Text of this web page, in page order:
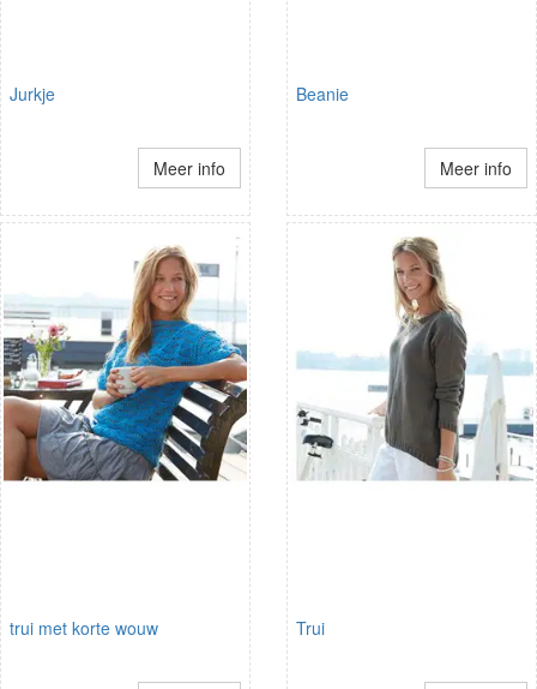
Jurkje
Meer info
Beanie
Meer info
trui met korte wouw Trui